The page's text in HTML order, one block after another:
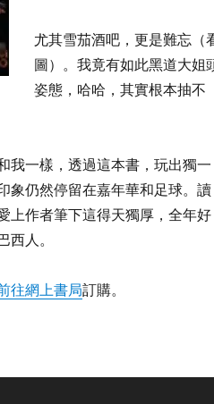
尤其雪茄酒吧，更是難忘（
圖）。我竟有如此黑道大姐
姿態，哈哈，其實根本抽不
我一樣，透過這本書，玩出獨一
象仍然停留在嘉年華和足球。讀
上作者筆下這得天獨厚，全年好
人。
往網上書局訂購。